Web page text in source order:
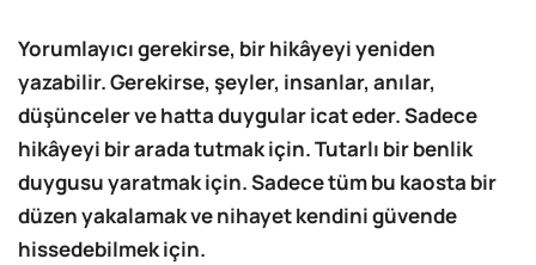
Yorumlayıcı gerekirse, bir hikâyeyi yeniden
yazabilir. Gerekirse, şeyler, insanlar, anılar,
düşünceler ve hatta duygular icat eder. Sadece
hikâyeyi bir arada tutmak için. Tutarlı bir benlik
duygusu yaratmak için. Sadece tüm bu kaosta bir
düzen yakalamak ve nihayet kendini güvende
hissedebilmek için.